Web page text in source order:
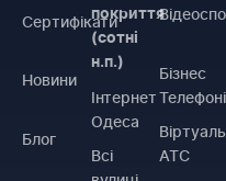
Сертифікати
Новини
Блог
покриття
(сотні
н.п.)
Інтернет
Одеса
Всі
Бізнес
АТС